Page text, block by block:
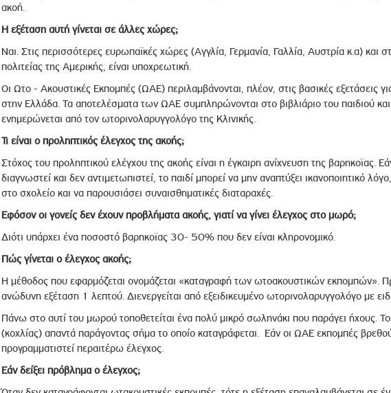
ακοή.
Η εξέταση αυτή γίνεται σε άλλες χώρες;
Ναι. Στις περισσότερες ευρωπαϊκές χώρες (Αγγλία, Γερμανία, Γαλλία, Αυστρία κ.α) και
πολιτείας της Αμερικής, είναι υποχρεωτική.
Οι Ωτο - Ακουστικές Εκπομπές (ΩΑΕ) περιλαμβάνονται, πλέον, στις βασικές εξετάσεις
στην Ελλάδα. Τα αποτελέσματα των ΩΑΕ συμπληρώνονται στο βιβλιάριο του παιδιού
ενημερώνεται από τον ωτορινολαρυγγολόγο της Κλινικής.
Τι είναι ο προληπτικός έλεγχος της ακοής;
Στόχος του προληπτικού ελέγχου της ακοής είναι η έγκαιρη ανίχνευση της βαρηκοϊας.
διαγνωστεί και δεν αντιμετωπιστεί, το παιδί μπορεί να μην αναπτύξει ικανοποιητικό
στο σχολείο και να παρουσιάσει συναισθηματικές διαταραχές.
Εφόσον οι γονείς δεν έχουν προβλήματα ακοής, γιατί να γίνει έλεγχος στο μωρό;
Διότι υπάρχει ένα ποσοστό βαρηκοϊας 30- 50% που δεν είναι κληρονομικό.
Πώς γίνεται ο έλεγχος ακοής;
Η μέθοδος που εφαρμόζεται ονομάζεται «καταγραφή των ωτοακουστικών εκπομπών».
ανώδυνη εξέταση 1 λεπτού. Διενεργείται από εξειδικευμένο ωτορινολαρυγγολόγο με
Πάνω στο αυτί του μωρού τοποθετείται ένα πολύ μικρό σωληνάκι που παράγει ήχους.
(κοχλίας) απαντά παράγοντας σήμα το οποίο καταγράφεται. Εάν οι ΩΑΕ εκπομπές
προγραμματιστεί περαιτέρω έλεγχος.
Εάν δείξει πρόβλημα ο έλεγχος;